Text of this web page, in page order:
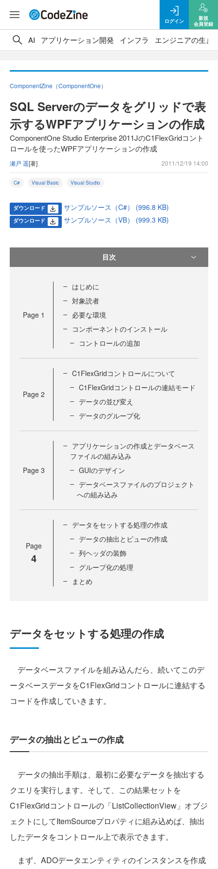
ログイン
新規
会員登録
AI アプリケーション開発 インフラ エンジニアの生き
ComponentZine（ComponentOne）
SQL Serverのデータをグリッドで表
示するWPFアプリケーションの作成
ComponentOne Studio Enterprise 2011JのC1FlexGridコント
ロールを使ったWPFアプリケーションの作成
瀬戸 遥[著] 2011/12/19 14:00
C# Visual Basic Visual Studio
ダウンロード サンプルソース（C#） (996.8 KB)
ダウンロード サンプルソース（VB） (999.3 KB)
目次
Page 1
はじめに
対象読者
必要な環境
コンポーネントのインストール
コントロールの追加
Page 2
C1FlexGridコントロールについて
C1FlexGridコントロールの連結モード
データの並び変え
データのグループ化
Page 3
アプリケーションの作成とデータベース
ファイルの組み込み
GUIのデザイン
データベースファイルのプロジェクト
への組み込み
Page
4
データをセットする処理の作成
データの抽出とビューの作成
列ヘッダの装飾
グループ化の処理
まとめ
データをセットする処理の作成
データベースファイルを組み込んだら、続いてこのデ
ータベースデータをC1FlexGridコントロールに連結する
コードを作成していきます。
データの抽出とビューの作成
データの抽出手順は、最初に必要なデータを抽出する
クエリを実行します。そして、この結果セットを
C1FlexGridコントロールの「ListCollectionView」オブジ
ェクトにしてItemSourceプロパティに組み込めば、抽出
したデータをコントロール上で表示できます。
まず、ADOデータエンティティのインスタンスを作成